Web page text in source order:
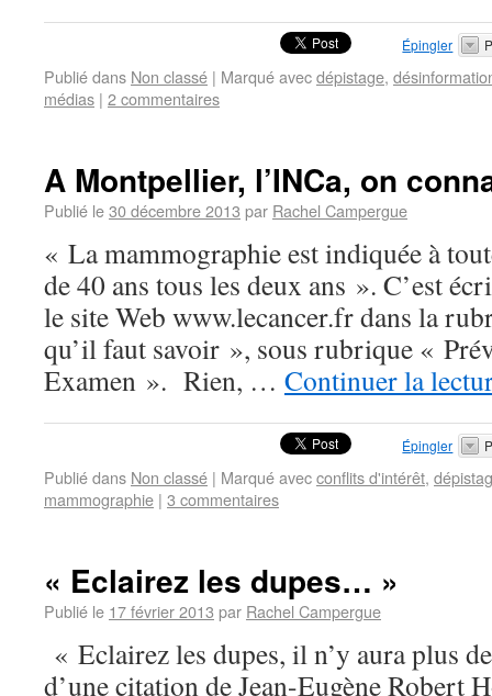
Épingler
Publié dans Non classé | Marqué avecdépistage,
médias | 2 commentaires
A Montpellier, l’INCa, on
Publié le30 décembre 2013 par Rachel Campergue
« La mammographie est indiquée à
de 40 ans tous les deux ans ». C’est
le site Web www.lecancer.fr dans la
qu’il faut savoir », sous rubrique «
Examen ». Rien, … Continuer la
Épingler
Publié dans Non classé | Marqué avecconflits d'intérêt,
mammographie | 3 commentaires
« Eclairez les dupes… »
Publié le 17 février 2013 par Rachel Campergue
« Eclairez les dupes, il n’y aura plus
d’une citation de Jean-Eugène Robert